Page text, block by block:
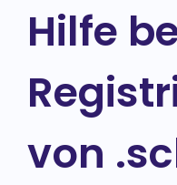
Hilfe
von